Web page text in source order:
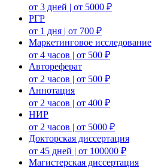
от 3 дней | от 5000 ₽
РГР
от 1 дня | от 700 ₽
Маркетинговое исследование
от 4 часов | от 500 ₽
Автореферат
от 2 часов | от 500 ₽
Аннотация
от 2 часов | от 400 ₽
НИР
от 2 часов | от 5000 ₽
Докторская диссертация
от 45 дней | от 100000 ₽
Магистерская диссертация